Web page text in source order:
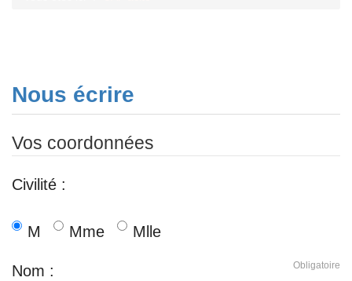
Nous écrire
Vos coordonnées
Civilité :
M Mme Mlle
Obligatoire
Nom :